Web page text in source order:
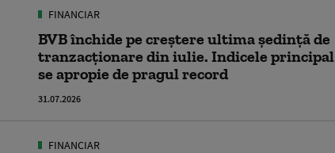
FINANCIAR
BVB închide pe creștere ultima ședință de
tranzacționare din iulie. Indicele principal
se apropie de pragul record
31.07.2026
FINANCIAR